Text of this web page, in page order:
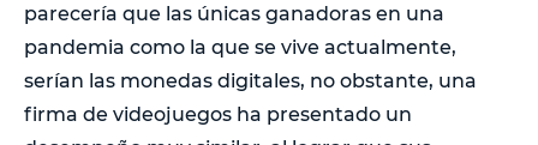
parecería que las únicas ganadoras en una
pandemia como la que se vive actualmente,
serían las monedas digitales, no obstante, una
firma de videojuegos ha presentado un